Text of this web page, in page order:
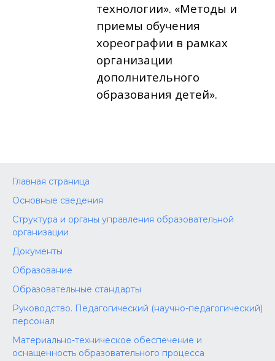
технологии». «Методы и
приемы обучения
хореографии в рамках
организации
дополнительного
образования детей».
Главная страница
Основные сведения
Структура и органы управления образовательной
организации
Документы
Образование
Образовательные стандарты
Руководство. Педагогический (научно-педагогический)
персонал
Материально-техническое обеспечение и
оснащенность образовательного процесса